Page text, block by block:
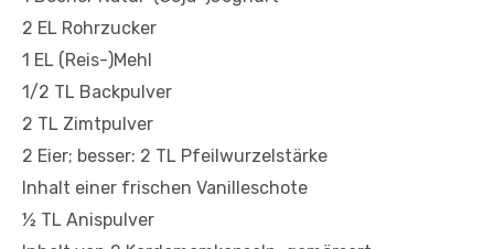
2 EL Rohrzucker
1 EL (Reis-)Mehl
1/2 TL Backpulver
2 TL Zimtpulver
2 Eier; besser: 2 TL Pfeilwurzelstärke
Inhalt einer frischen Vanilleschote
½ TL Anispulver